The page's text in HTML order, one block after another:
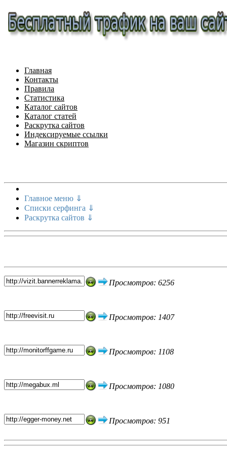
Главная
Контакты
Правила
Статистика
Каталог сайтов
Каталог статей
Раскрутка сайтов
Индексируемые ссылки
Магазин скриптов
Главное меню ⇓
Списки серфинга ⇓
Раскрутка сайтов ⇓
Просмотров: 6256
Просмотров: 1407
Просмотров: 1108
Просмотров: 1080
Просмотров: 951